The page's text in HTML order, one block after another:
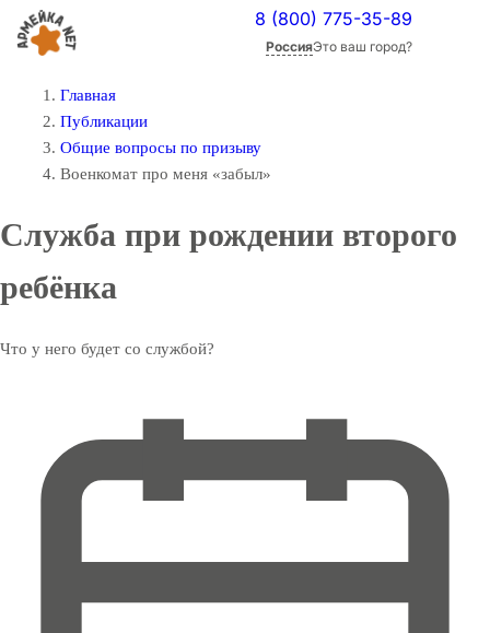
8 (800) 775-35-89
РоссияЭто ваш город?
Главная
Публикации
Общие вопросы по призыву
Военкомат про меня «забыл»
Служба при рождении второго
ребёнка
Что у него будет со службой?